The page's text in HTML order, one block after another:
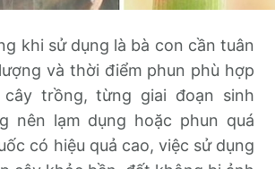
khi sử dụng là bà con cần tuân
và thời điểm phun phù hợp
trồng, từng giai đoạn sinh
nên lạm dụng hoặc phun quá
có hiệu quả cao, việc sử dụng